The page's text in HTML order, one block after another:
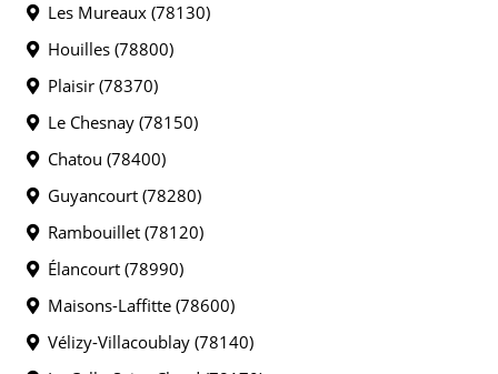
Les Mureaux (78130)
Houilles (78800)
Plaisir (78370)
Le Chesnay (78150)
Chatou (78400)
Guyancourt (78280)
Rambouillet (78120)
Élancourt (78990)
Maisons-Laffitte (78600)
Vélizy-Villacoublay (78140)